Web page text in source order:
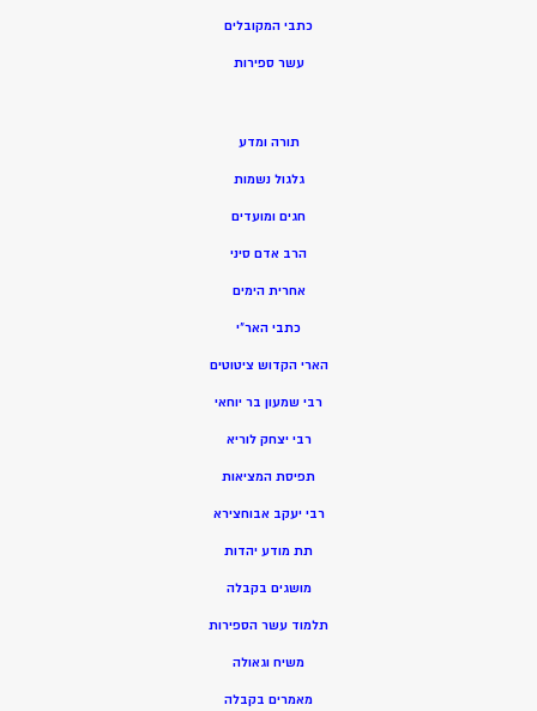
כתבי המקובלים
עשר ספירות
תורה ומדע
גלגול נשמות
חגים ומועדים
הרב אדם סיני
אחרית הימים
כתבי האר”י
הארי הקדוש ציטוטים
רבי שמעון בר יוחאי
רבי יצחק לוריא
תפיסת המציאות
רבי יעקב אבוחצירא
תת מודע יהדות
מושגים בקבלה
תלמוד עשר הספירות
משיח וגאולה
מאמרים בקבלה